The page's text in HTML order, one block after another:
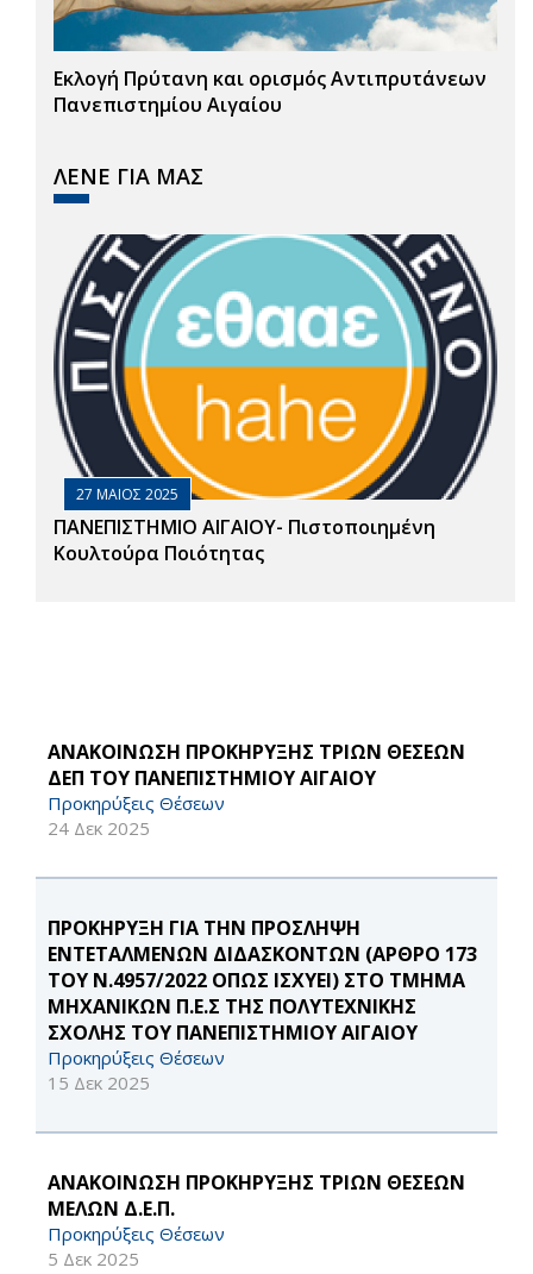
Εκλογή Πρύτανη και ορισμός Αντιπρυτάνεων
Πανεπιστημίου Αιγαίου
ΛΕΝΕ ΓΙΑ ΜΑΣ
27 ΜΑΙΟΣ 2025
ΠΑΝΕΠΙΣΤΗΜΙΟ ΑΙΓΑΙΟΥ- Πιστοποιημένη
Κουλτούρα Ποιότητας
ΑΝΑΚΟΙΝΩΣΗ ΠΡΟΚΗΡΥΞΗΣ ΤΡΙΩΝ ΘΕΣΕΩΝ
ΔΕΠ ΤΟΥ ΠΑΝΕΠΙΣΤΗΜΙΟΥ ΑΙΓΑΙΟΥ
Προκηρύξεις Θέσεων
24 Δεκ 2025
ΠΡΟΚΗΡΥΞΗ ΓΙΑ ΤΗΝ ΠΡΟΣΛΗΨΗ
ΕΝΤΕΤΑΛΜΕΝΩΝ ΔΙΔΑΣΚΟΝΤΩΝ (ΑΡΘΡΟ 173
ΤΟΥ Ν.4957/2022 ΟΠΩΣ ΙΣΧΥΕΙ) ΣΤΟ ΤΜΗΜΑ
ΜΗΧΑΝΙΚΩΝ Π.Ε.Σ ΤΗΣ ΠΟΛΥΤΕΧΝΙΚΗΣ
ΣΧΟΛΗΣ ΤΟΥ ΠΑΝΕΠΙΣΤΗΜΙΟΥ ΑΙΓΑΙΟΥ
Προκηρύξεις Θέσεων
15 Δεκ 2025
ΑΝΑΚΟΙΝΩΣΗ ΠΡΟΚΗΡΥΞΗΣ ΤΡΙΩΝ ΘΕΣΕΩΝ
ΜΕΛΩΝ Δ.Ε.Π.
Προκηρύξεις Θέσεων
5 Δεκ 2025